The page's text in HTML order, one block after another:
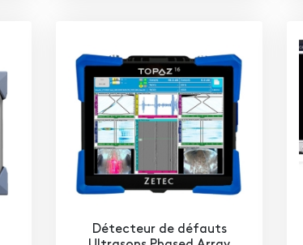
Détecteur de défauts